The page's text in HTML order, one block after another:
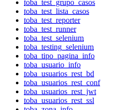
toba_test_grupo_casos
toba_test_lista_casos
toba_test_reporter
toba_test_runner
toba_test_selenium
toba_testing_selenium
toba_tipo_pagina_info
toba_usuario_info
toba_usuarios_rest_bd
toba_usuarios_rest_conf
toba_usuarios_rest_jwt
toba_usuarios_rest_ssl